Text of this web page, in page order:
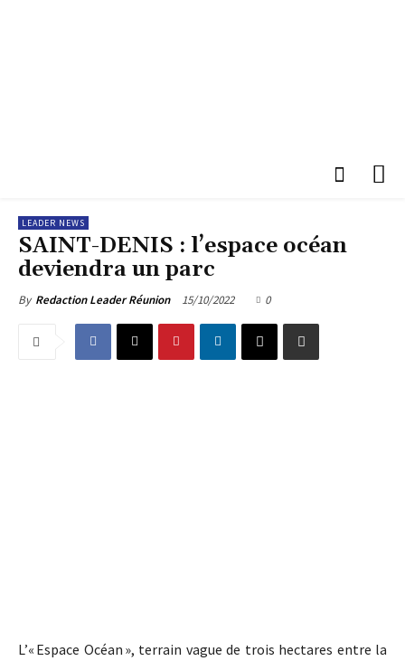
LEADER NEWS
SAINT-DENIS : l’espace océan
deviendra un parc
By Redaction Leader Réunion 15/10/2022 0
L’« Espace Océan », terrain vague de trois hectares entre la